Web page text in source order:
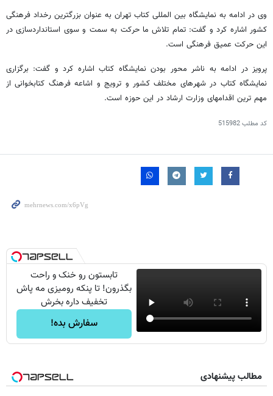
وی در ادامه به نمایشگاه بین المللی کتاب تهران به عنوان بزرگترین رخداد فرهنگی
کشور اشاره کرد و گفت: تمام تلاش ما حرکت به سمت و سوی استانداردسازی در
این حرکت عمیق فرهنگی است.
پرویز در ادامه به ناشر محور بودن نمایشگاه کتاب اشاره کرد و گفت: برگزاری
نمایشگاه کتاب در شهرهای مختلف کشور و ترویج و اشاعه فرهنگ کتابخوانی از
مهم ترین اقدامهای وزارت ارشاد در این حوزه است.
کد مطلب515982
تابستون رو خنک و راحت
بگذرون! تا پنکه رومیزی مه پاش
تخفیف داره بخرش
سفارش بده!
مطالب پیشنهادی